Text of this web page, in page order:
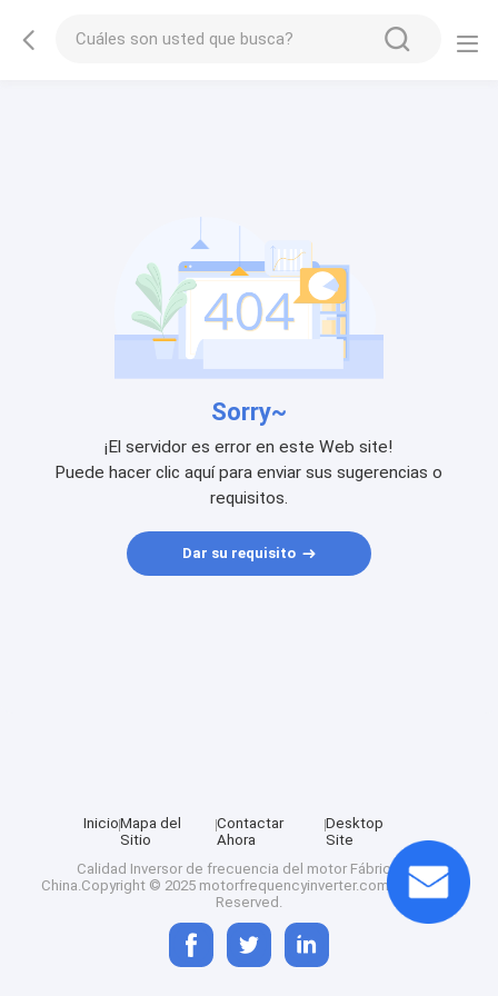
Sorry~
¡El servidor es error en este Web site!
Puede hacer clic aquí para enviar sus sugerencias o
requisitos.
Dar su requisito
InicioMapa del
Sitio
Contactar
Ahora
Desktop
Site
Calidad Inversor de frecuencia del motor Fábrica De
China.Copyright © 2025 motorfrequencyinverter.com. All Rights
Reserved.